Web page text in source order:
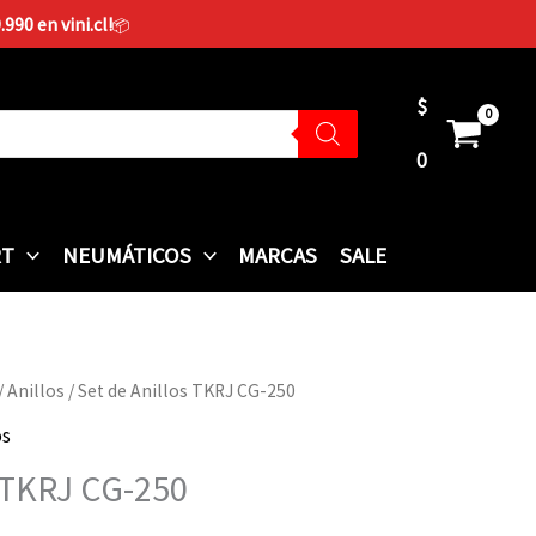
en vini.cl!📦
$
0
NEUMÁTICOS MARCAS SALE
/Anillos / Set de Anillos TKRJ CG-250
CG-250